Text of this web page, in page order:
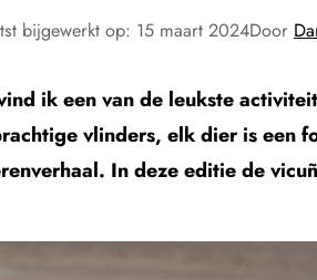
bijgewerkt op: 15 maart 2024Door
ik een van de leukste
vlinders, elk dier is een
In deze editie de